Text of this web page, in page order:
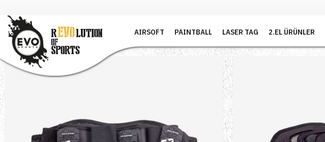
AIRSOFT PAINTBALL LASER TAG 2.EL ÜRÜNLER